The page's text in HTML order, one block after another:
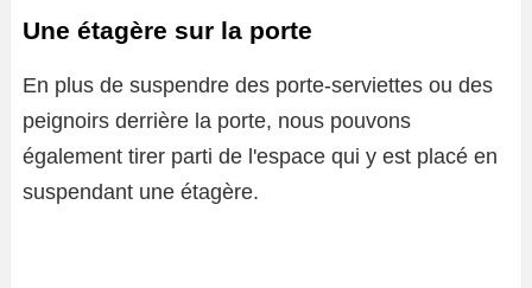
Une étagère sur la porte
En plus de suspendre des porte-serviettes ou des
peignoirs derrière la porte, nous pouvons
également tirer parti de l'espace qui y est placé en
suspendant une étagère.